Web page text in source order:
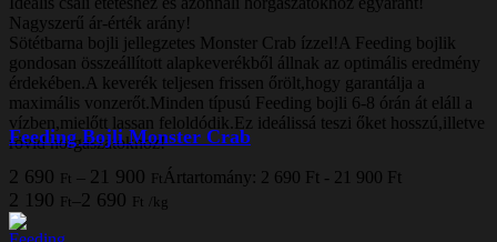
Nagyszerű ár-érték arány!
Sötétbarna bojli jellegzetes Monster Crab ízzel!A Feeding bojlik
gondosan összeállított alapkeverékből állnak az optimális eredmény
érdekében.A keverék teljesen frissen őrölt,hogy garantálja a
maximális vonzerőt.Minden típusú Feeding bojli 6-8 órán át eláll a
vízben,mielőtt lassan feloldódik.Ez ideálissá teszi őket hosszú,illetve
rövid horgászatokhoz!
Feeding Bojli Monster Crab
2 690 Ft – 21 900 Ft Ártartomány: 2 690 Ft - 21 900 Ft
2 190 Ft–2 690 Ft kg